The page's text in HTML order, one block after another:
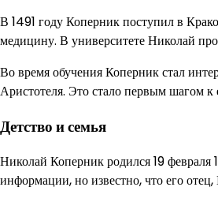
В 1491 году Коперник поступил в
медицину. В университете Николай
Во время обучения Коперник стал
Аристотеля. Это стало первым шагом
Детство и семья
Николай Коперник родился 19
информации, но известно, что его